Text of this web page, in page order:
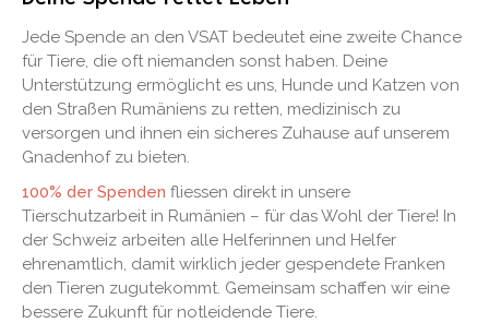
Jede Spende an den VSAT bedeutet eine zweite Chance
für Tiere, die oft niemanden sonst haben. Deine
Unterstützung ermöglicht es uns, Hunde und Katzen von
den Straßen Rumäniens zu retten, medizinisch zu
versorgen und ihnen ein sicheres Zuhause auf unserem
Gnadenhof zu bieten.
100% der Spenden fliessen direkt in unsere
Tierschutzarbeit in Rumänien – für das Wohl der Tiere! In
der Schweiz arbeiten alle Helferinnen und Helfer
ehrenamtlich, damit wirklich jeder gespendete Franken
den Tieren zugutekommt. Gemeinsam schaffen wir eine
bessere Zukunft für notleidende Tiere.